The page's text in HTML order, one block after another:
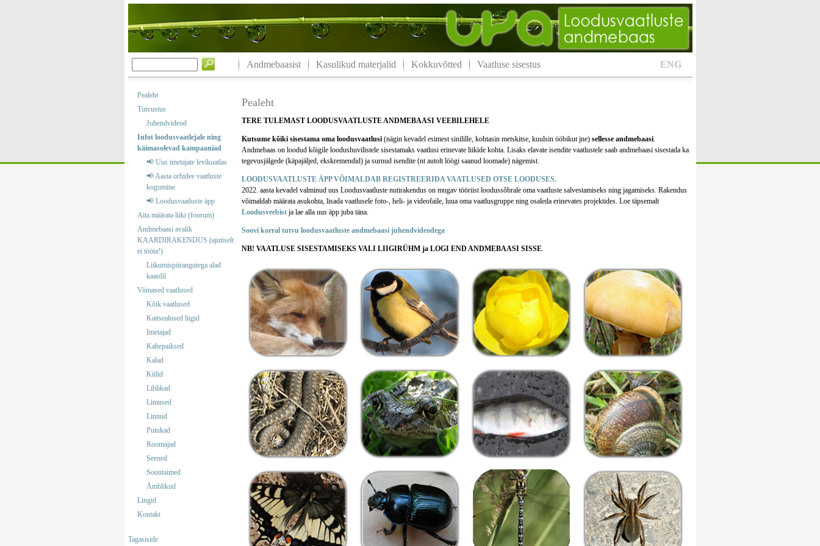
ENG
Andmebaasist Kasulikud materjalid Kokkuvõtted Vaatluse sisestus
Pealeht
Tutvustus
Juhendvideod
Infot loodusvaatlejale ning
käimasolevad kampaaniad
📢 Uus imetajate levikuatlas
📢 Aasta orhidee vaatluste
kogumine
📢 Loodusvaatluste äpp
Aita määrata liiki (foorum)
Andmebaasi avalik
KAARDIRAKENDUS (ajutiselt
ei tööta!)
Liikumispiirangutega alad
kaardil
Viimased vaatlused
Kõik vaatlused
Kaitsealused liigid
Imetajad
Kahepaiksed
Kalad
Kiilid
Liblikad
Limused
Linnud
Putukad
Roomajad
Seened
Soontaimed
Ämblikud
Lingid
Kontakt
Tagasiside
Pealeht
TERE TULEMAST LOODUSVAATLUSTE ANDMEBAASI VEEBILEHELE
Kutsume kõiki sisestama oma loodusvaatlusi(nägin kevadel esimest sinilille, kohtasin metskitse, kuulsin ööbikut jne) sellesse andmebaasi.
Andmebaas on loodud kõigile loodushuvilistele sisestamaks vaatlusi erinevate liikide kohta. Lisaks elavate isendite vaatlustele saab andmebaasi sisestada ka
tegevusjälgede (käpajäljed, ekskremendid) ja surnud isendite (nt autolt löögi saanud loomade) nägemist.
LOODUSVAATLUSTE ÄPP VÕIMALDAB REGISTREERIDA VAATLUSED OTSE LOODUSES.
2022. aasta kevadel valminud uus Loodusvaatluste nutirakendus on mugav tööriist loodussõbrale oma vaatluste salvestamiseks ning jagamiseks. Rakendus
võimaldab määrata asukohta, lisada vaatlusele foto-, heli- ja videofaile, luua oma vaatlusgruppe ning osaleda erinevates projektides. Loe täpsemalt
Loodusveebist ja lae alla uus äpp juba täna.
Soovi korral tutvu loodusvaatluste andmebaasi juhendvideodega
NB! VAATLUSE SISESTAMISEKS VALI LIIGIRÜHM ja LOGI END ANDMEBAASI SISSE.